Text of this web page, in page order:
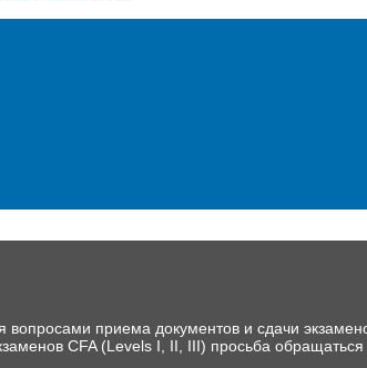
вопросами приема документов и сдачи
CFA (Levels I, II, III) просьба